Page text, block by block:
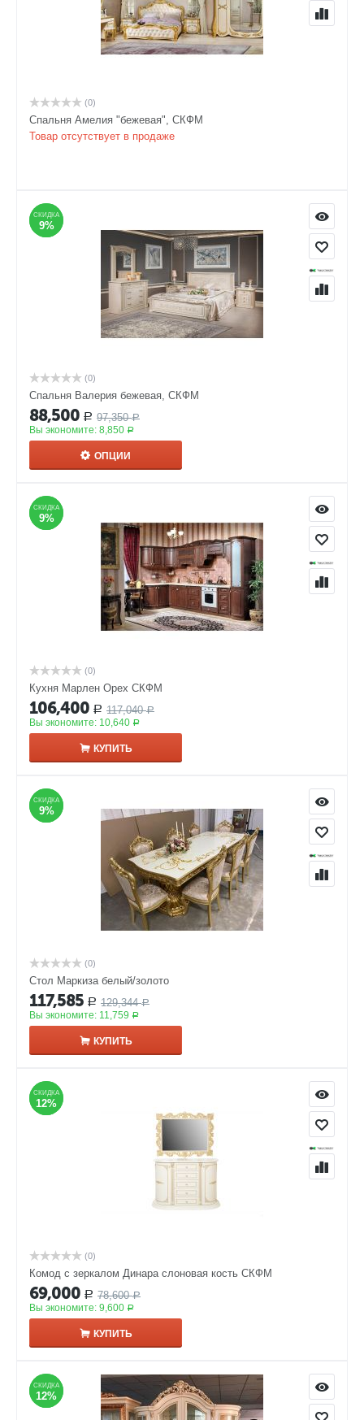
(0)
Спальня Амелия "бежевая", СКФМ
Товар отсутствует в продаже
СКИДКА
9%
СКИДКА
9%
(0)
Спальня Валерия бежевая, СКФМ
88,500 Р 97,350 Р
Вы экономите: 8,850 Р
ОПЦИИ
СКИДКА
9%
СКИДКА
9%
(0)
Кухня Марлен Орех СКФМ
106,400 Р 117,040 Р
Вы экономите: 10,640 Р
КУПИТЬ
СКИДКА
9%
СКИДКА
9%
(0)
Стол Маркиза белый/золото
117,585 Р 129,344 Р
Вы экономите: 11,759 Р
КУПИТЬ
СКИДКА
12%
СКИДКА
12%
(0)
Комод с зеркалом Динара слоновая кость СКФМ
69,000 Р 78,600 Р
Вы экономите: 9,600 Р
КУПИТЬ
СКИДКА
12%
СКИДКА
12%